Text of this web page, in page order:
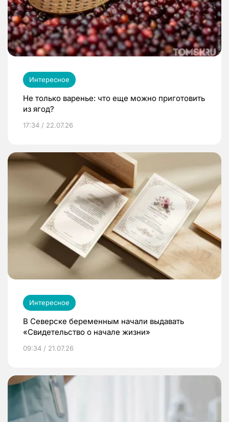
Интересное
Не только варенье: что еще можно приготовить
из ягод?
17:34 / 22.07.26
Интересное
В Северске беременным начали выдавать
«Свидетельство о начале жизни»
09:34 / 21.07.26